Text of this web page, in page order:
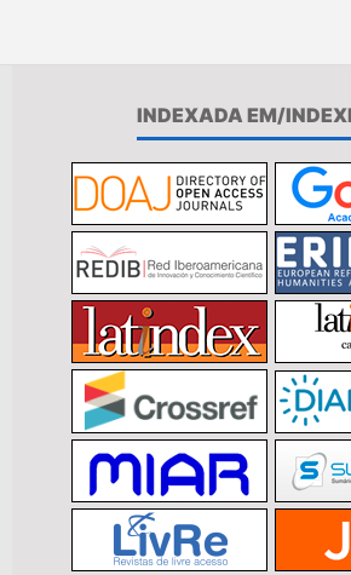
INDEXADA EM/